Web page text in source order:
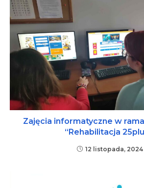
Zajęcia informatyczne w
“Rehabilitacja
12 listopada, 2024